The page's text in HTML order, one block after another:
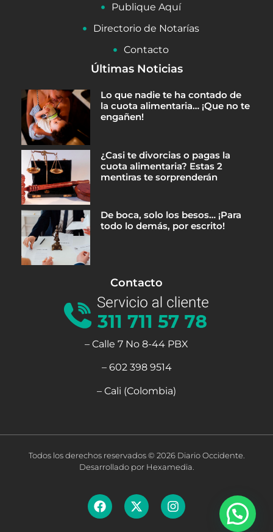
Publique Aquí
Directorio de Notarías
Contacto
Últimas Noticias
Lo que nadie te ha contado de
la cuota alimentaria… ¡Que no te
engañen!
¿Casi te divorcias o pagas la
cuota alimentaria? Estas 2
mentiras te sorprenderán
De boca, solo los besos… ¡Para
todo lo demás, por escrito!
Contacto
– Calle 7 No 8-44 PBX
– 602 398 9514
– Cali (Colombia)
Todos los derechos reservados © 2026 Diario Occidente.
Desarrollado por Hexamedia.